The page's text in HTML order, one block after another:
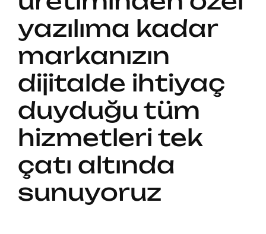
yazılıma kadar
markanızın
dijitalde ihtiyaç
duyduğu tüm
hizmetleri tek
çatı altında
sunuyoruz